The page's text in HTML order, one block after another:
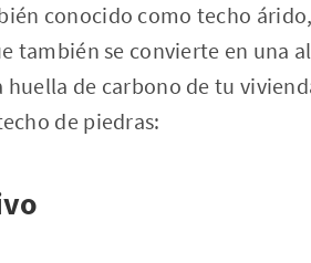
conocido como techo
también se convierte en una
de carbono de tu
de piedras: